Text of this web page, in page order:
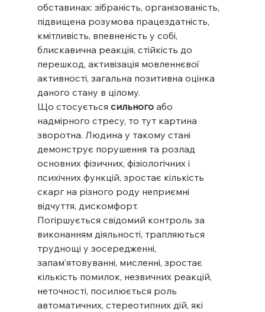
обставинах: зібраність, організованість,
підвищена розумова працездатність,
кмітливість, впевненість у собі,
блискавична реакція, стійкість до
перешкод, активізація мовленнєвої
активності, загальна позитивна оцінка
даного стану в цілому.
Що стосується сильного або
надмірного стресу, то тут картина
зворотна. Людина у такому стані
демонструє порушення та розлад
основних фізичних, фізіологічних і
психічних функцій, зростає кількість
скарг на різного роду неприємні
відчуття, дискомфорт.
Погіршується свідомий контроль за
виконанням діяльності, трапляються
труднощі у зосередженні,
запам’ятовуванні, мисленні, зростає
кількість помилок, незвичних реакцій,
неточності, посилюється роль
автоматичних, стереотипних дій, які